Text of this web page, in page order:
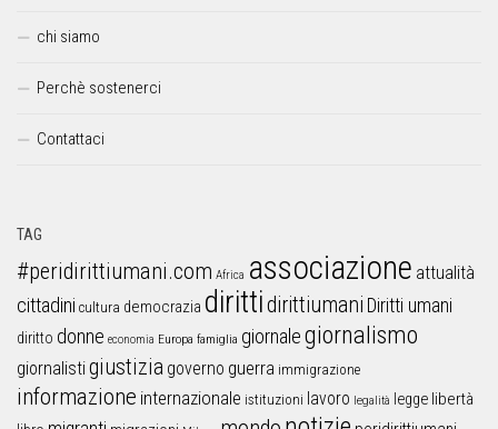
chi siamo
Perchè sostenerci
Contattaci
TAG
#peridirittiumani.com Africa associazione attualità
cittadini cultura democrazia dirittidirittiumani Diritti umani
diritto donne economia Europa famiglia giornalegiornalismo
giornalistigiustizia governo guerra immigrazione
informazione internazionale istituzioni lavoro legalità legge libertà